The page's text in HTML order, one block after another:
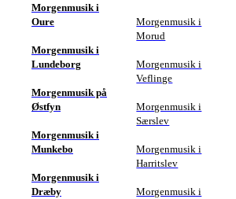
Morgenmusik i
Oure
Morgenmusik i
Lundeborg
Morgenmusik på
Østfyn
Morgenmusik i
Munkebo
Morgenmusik i
Dræby
Morgenmusik i
Morud
Morgenmusik i
Veflinge
Morgenmusik i
Særslev
Morgenmusik i
Harritslev
Morgenmusik i